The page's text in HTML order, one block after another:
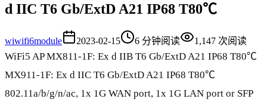
d IIC T6 Gb/ExtD A21 IP68 T80℃
wiwifi6module 2023-02-15 6 分钟阅读 1,147 次阅读
WiFi5 AP MX811-1F: Ex d IIB T6 Gb/ExtD A21 IP68 T80℃
MX911-1F: Ex d IIC T6 Gb/ExtD A21 IP68 T80℃
802.11a/b/g/n/ac, 1x 1G WAN port, 1x 1G LAN port or SFP